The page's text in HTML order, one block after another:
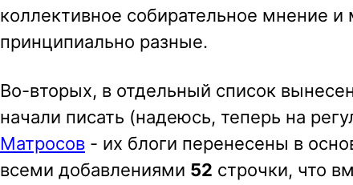
коллективное собирательное мнение
принципиально разные.
Во-вторых, в отдельный список
начали писать (надеюсь, теперь на
Матросов - их блоги перенесены в
всеми добавлениями 52 строчки, что